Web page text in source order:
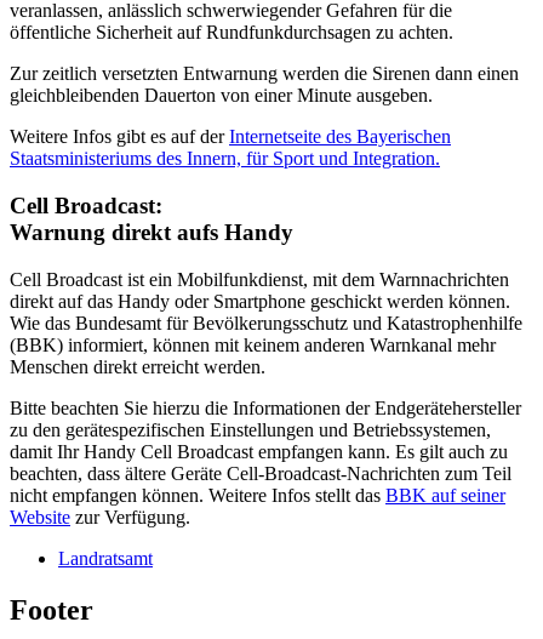
veranlassen, anlässlich schwerwiegender Gefahren für die
öffentliche Sicherheit auf Rundfunkdurchsagen zu achten.
Zur zeitlich versetzten Entwarnung werden die Sirenen dann einen
gleichbleibenden Dauerton von einer Minute ausgeben.
Weitere Infos gibt es auf derInternetseite des Bayerischen
Staatsministeriums des Innern, für Sport und Integration.
Cell Broadcast:
Warnung direkt aufs Handy
Cell Broadcast ist ein Mobilfunkdienst, mit dem Warnnachrichten
direkt auf das Handy oder Smartphone geschickt werden können.
Wie das Bundesamt für Bevölkerungsschutz und Katastrophenhilfe
(BBK) informiert, können mit keinem anderen Warnkanal mehr
Menschen direkt erreicht werden.
Bitte beachten Sie hierzu die Informationen der Endgerätehersteller
zu den gerätespezifischen Einstellungen und Betriebssystemen,
damit Ihr Handy Cell Broadcast empfangen kann. Es gilt auch zu
beachten, dass ältere Geräte Cell-Broadcast-Nachrichten zum Teil
nicht empfangen können. Weitere Infos stellt das BBK auf seiner
Website zur Verfügung.
Landratsamt
Footer